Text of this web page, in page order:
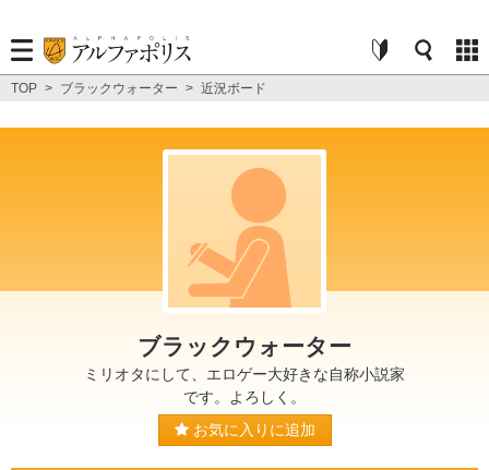
TOP > ブラックウォーター > 近況ボード
ブラックウォーター
ミリオタにして、エロゲー大好きな自称小説家
です。よろしく。
お気に入りに追加